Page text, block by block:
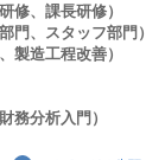
、課長研修）
、スタッフ部門）
造工程改善）
分析入門）